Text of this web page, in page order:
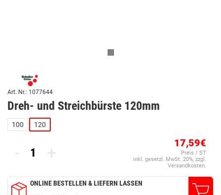
Art. Nr.: 1077644
Dreh- und Streichbürste 120mm
100 120
- + 17,59€
Preis / ST
inkl. gesetzl. MwSt. 20%, zzgl.
Versandkosten.
ONLINE BESTELLEN & LIEFERN LASSEN